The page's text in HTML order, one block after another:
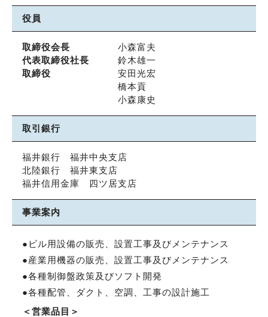
役員
取締役会長
小森富夫
代表取締役社長
鈴木雄一
取締役
安田光宏
橋本貢
小森康史
取引銀行
福井銀行 福井中央支店
北陸銀行 福井東支店
福井信用金庫 四ツ居支店
事業案内
●ビル用設備の販売、設置工事及びメンテナンス
●産業用機器の販売、設置工事及びメンテナンス
●各種制御盤政策及びソフト開発
●各種配管、ダクト、空調、工事の設計施工
＜営業品目＞